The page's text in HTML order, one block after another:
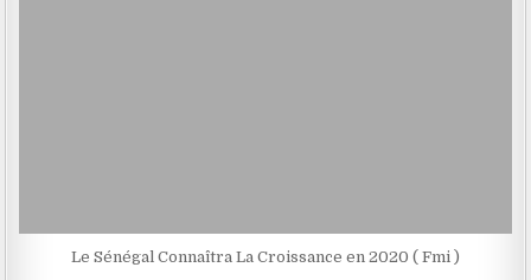
Le Sénégal Connaîtra La Croissance en 2020 ( Fmi )